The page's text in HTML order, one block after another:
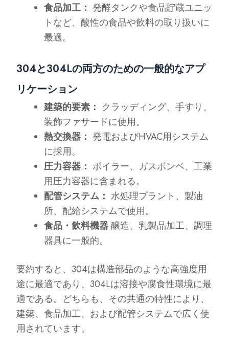
食品加工： 発酵タンクや食品貯蔵ユニッ
トなど、酸性の食品や飲料の取り扱いに
最適。
304と304Lの両方のための一般的なアプ
リケーション
建築的要素： クラッディング、手すり、
装飾ファサードに使用。
熱交換器： 発電およびHVAC用システム
に採用。
圧力容器： ボイラー、ガスボンベ、工業
用圧力容器に含まれる。
配管システム： 水処理プラント、製油
所、配給システムで使用。
食品・飲料機器醸造、乳製品加工、調理
器具に一般的。
要約すると、304は構造部品のような高強度用
途に最適であり、304Lは溶接や腐食性環境に最
適である。どちらも、その共通の特性により、
建築、食品加工、および配管システムで広く使
用されています。